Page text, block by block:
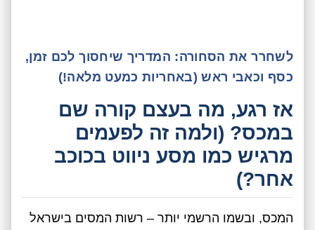
לשחרר את הסחורה: המדריך שיחסוך לכם זמן,
כסף וכאבי ראש (באחריות כמעט מלאה!)
אז רגע, מה בעצם קורה שם
במכס? (ולמה זה לפעמים
מרגיש כמו מסע ניווט בכוכב
אחר?)
המכס, ובשמו הרשמי יותר – רשות המסים בישראל